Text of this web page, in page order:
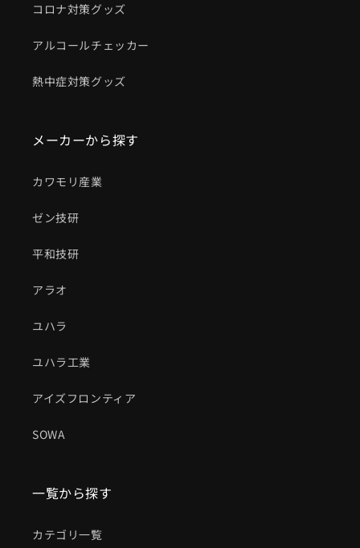
コロナ対策グッズ
アルコールチェッカー
熱中症対策グッズ
メーカーから探す
カワモリ産業
ゼン技研
平和技研
アラオ
ユハラ
ユハラ工業
アイズフロンティア
SOWA
一覧から探す
カテゴリ一覧